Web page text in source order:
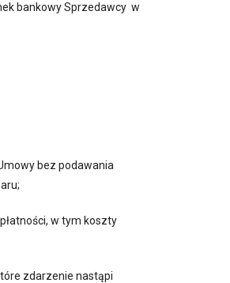
bankowy Sprzedawcy w
bez podawania
w tym koszty
zdarzenie nastąpi